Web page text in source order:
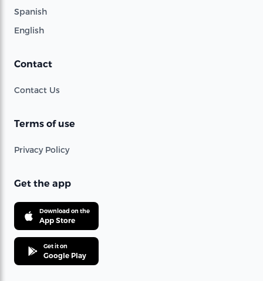
Spanish
English
Contact
Contact Us
Terms of use
Privacy Policy
Get the app
Download on the
App Store
Get it on
Google Play